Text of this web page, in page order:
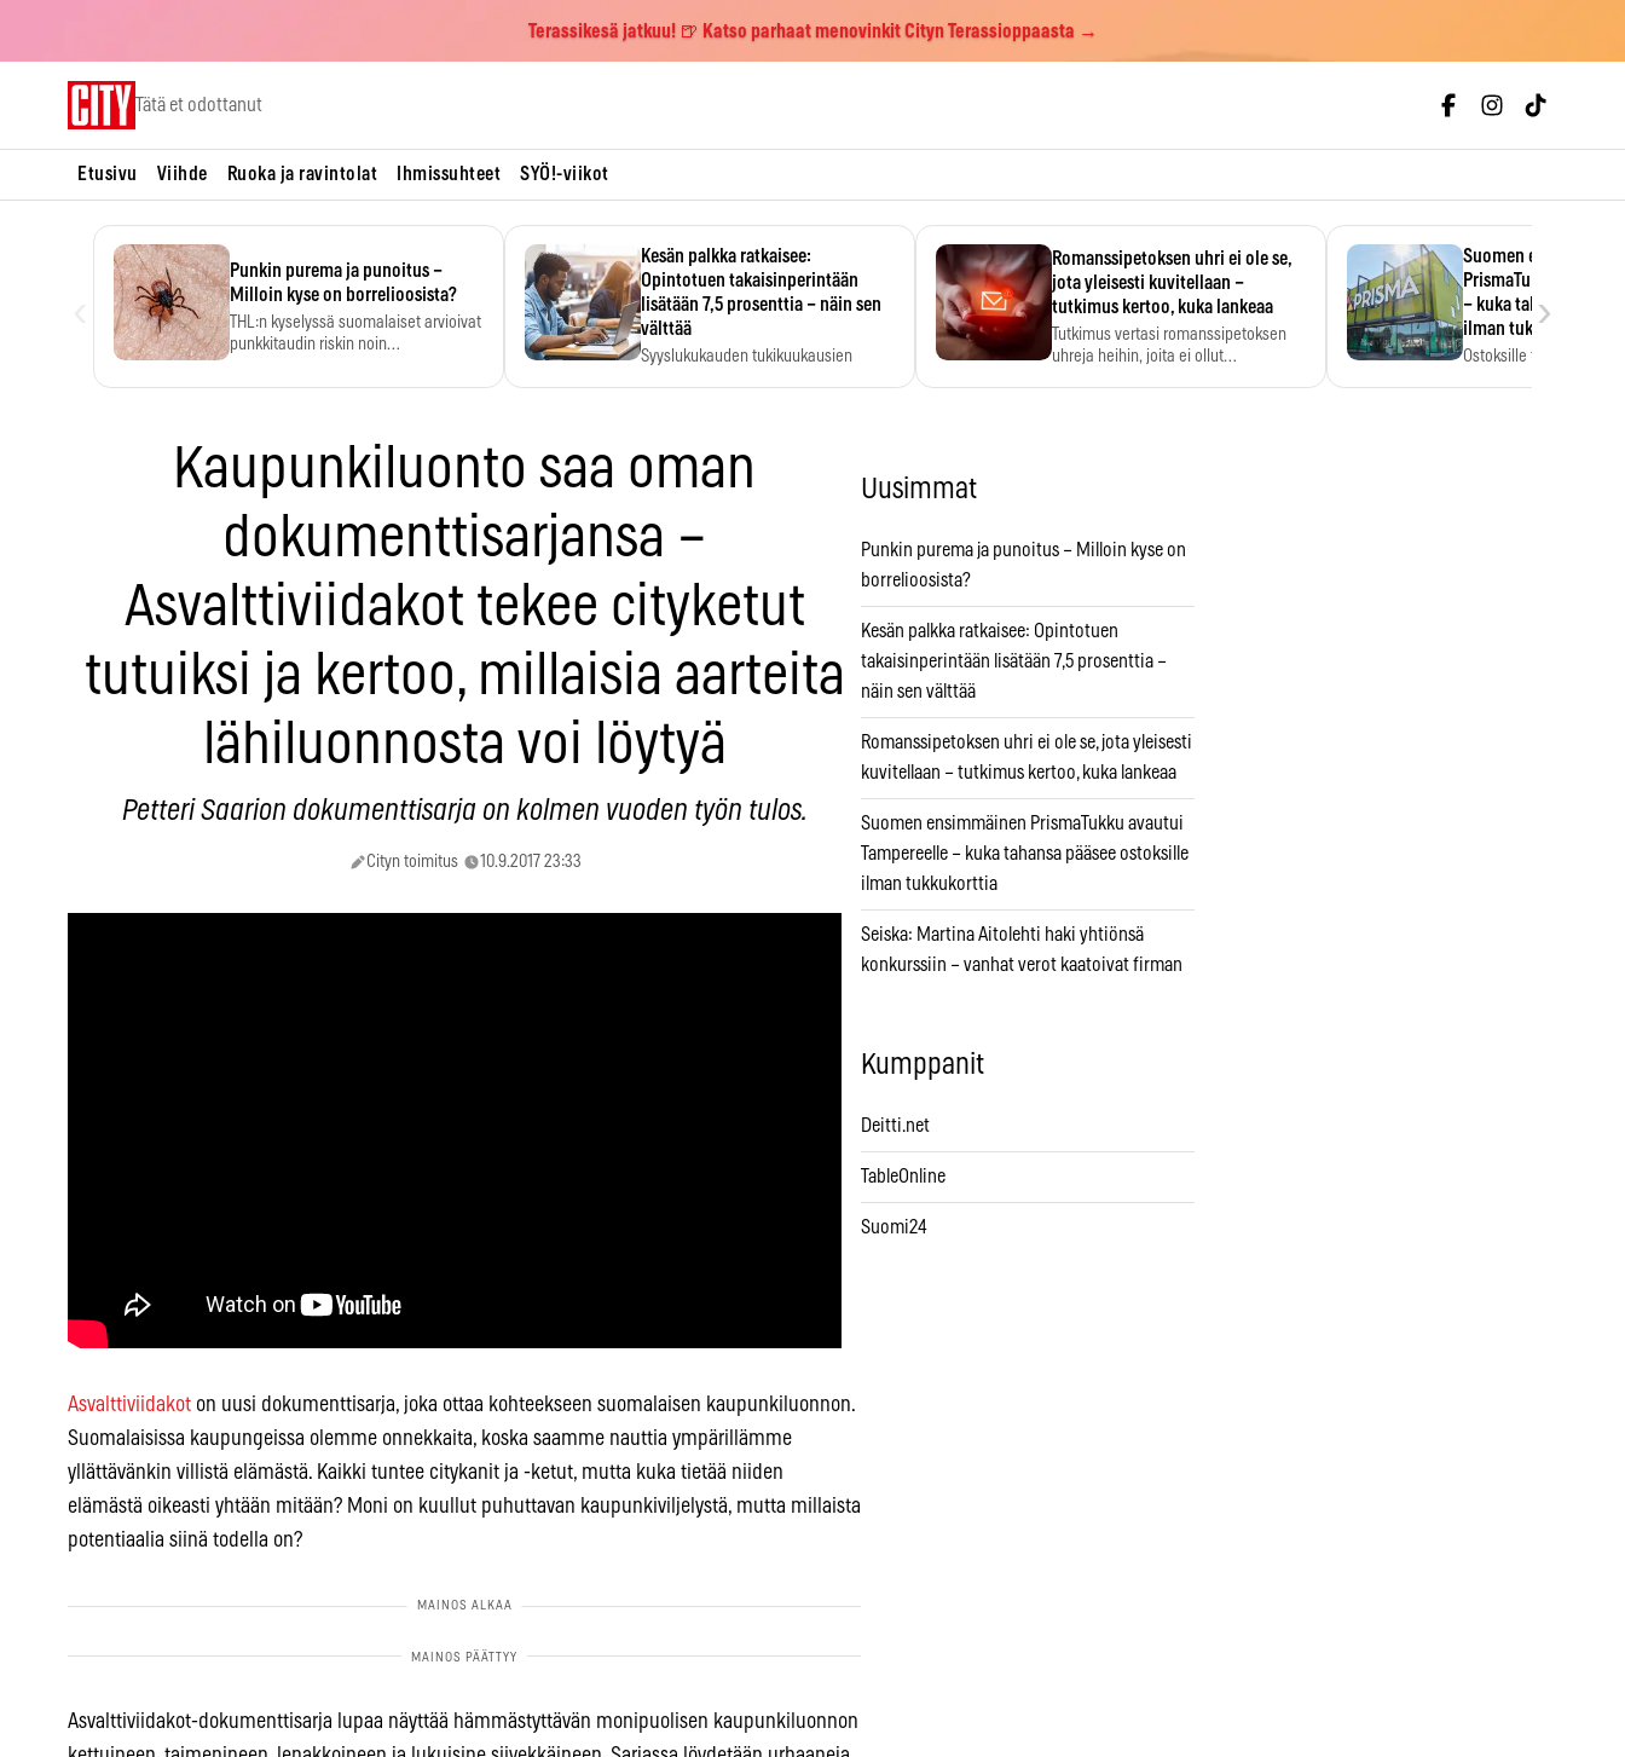
Terassikesä jatkuu! 🍺 Katso parhaat menovinkit Cityn Terassioppaasta →
Tätä et odottanut
Etusivu Viihde Ruoka ja ravintolat Ihmissuhteet SYÖ!-viikot
Punkin purema ja punoitus –
Milloin kyse on borrelioosista?
THL:n kyselyssä suomalaiset arvioivat
punkkitaudin riskin noin
Kesän palkka ratkaisee:
Opintotuen takaisinperintään
lisätään 7,5 prosenttia – näin sen
välttää
Syyslukukauden tukikuukausien
Romanssipetoksen uhri ei ole se,
jota yleisesti kuvitellaan –
tutkimus kertoo, kuka lankeaa
Tutkimus vertasi romanssipetoksen
uhreja heihin, joita ei ollut…
Suomen
PrismaTukku avautui
– kuka tahansa
ilman tukkukorttia
Ostoksille tarvitse
›
Kaupunkiluonto saa oman
dokumenttisarjansa –
Asvalttiviidakot tekee cityketut
tutuiksi ja kertoo, millaisia aarteita
lähiluonnosta voi löytyä
Petteri Saarion dokumenttisarja on kolmen vuoden työn tulos.
Cityn toimitus 10.9.2017 23:33
Asvalttiviidakot on uusi dokumenttisarja, joka ottaa kohteekseen suomalaisen kaupunkiluonnon.
Suomalaisissa kaupungeissa olemme onnekkaita, koska saamme nauttia ympärillämme
yllättävänkin villistä elämästä. Kaikki tuntee citykanit ja -ketut, mutta kuka tietää niiden
elämästä oikeasti yhtään mitään? Moni on kuullut puhuttavan kaupunkiviljelystä, mutta millaista
potentiaalia siinä todella on?
Asvalttiviidakot-dokumenttisarja lupaa näyttää hämmästyttävän monipuolisen kaupunkiluonnon
Uusimmat
Punkin purema ja punoitus – Milloin kyse on
borrelioosista?
Kesän palkka ratkaisee: Opintotuen
takaisinperintään lisätään 7,5 prosenttia –
näin sen välttää
Romanssipetoksen uhri ei ole se, jota yleisesti
kuvitellaan – tutkimus kertoo, kuka lankeaa
Suomen ensimmäinen PrismaTukku avautui
Tampereelle – kuka tahansa pääsee ostoksille
ilman tukkukorttia
Seiska: Martina Aitolehti haki yhtiönsä
konkurssiin – vanhat verot kaatoivat firman
Kumppanit
Deitti.net
TableOnline
Suomi24